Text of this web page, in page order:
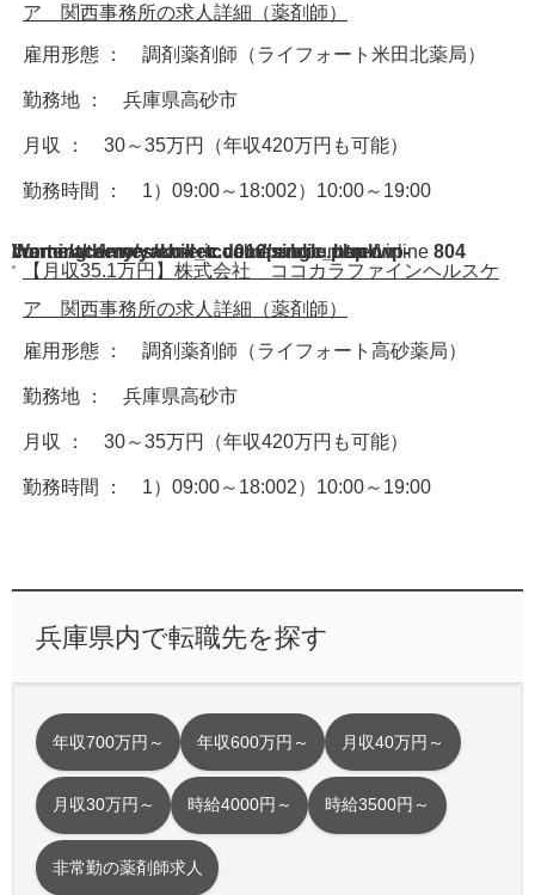
ア 関西事務所の求人詳細（薬剤師）
雇用形態 ： 調剤薬剤師（ライフォート米田北薬局）
勤務地 ： 兵庫県高砂市
月収 ： 30～35万円（年収420万円も可能）
勤務時間 ： 1）09:00～18:002）10:00～19:00
Warning: A non-numeric value encountered in
/home/acdmy/yaku-rec.com/public_html/wp-content/themes/chill_tcd016/single.phpon line 804
【月収35.1万円】株式会社 ココカラファインヘルスケ
ア 関西事務所の求人詳細（薬剤師）
雇用形態 ： 調剤薬剤師（ライフォート高砂薬局）
勤務地 ： 兵庫県高砂市
月収 ： 30～35万円（年収420万円も可能）
勤務時間 ： 1）09:00～18:002）10:00～19:00
兵庫県内で転職先を探す
年収700万円～ 年収600万円～ 月収40万円～
月収30万円～ 時給4000円～ 時給3500円～
非常勤の薬剤師求人